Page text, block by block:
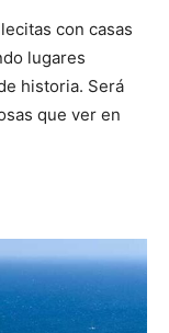
con casas
lugares
historia. Será
que ver en